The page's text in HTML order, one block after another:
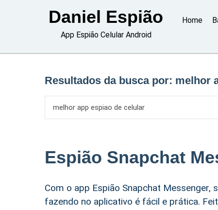
Daniel Espião
App Espião Celular Android
Home
Resultados da busca por: melhor
Espião Snapchat
Com o app Espião Snapchat Messenger,
fazendo no aplicativo é fácil e prática.